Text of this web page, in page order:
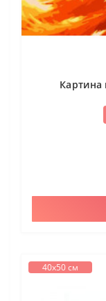
40х50 см